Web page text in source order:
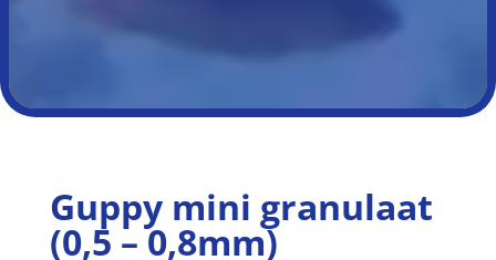
Guppy mini granulaat
(0,5 – 0,8mm)